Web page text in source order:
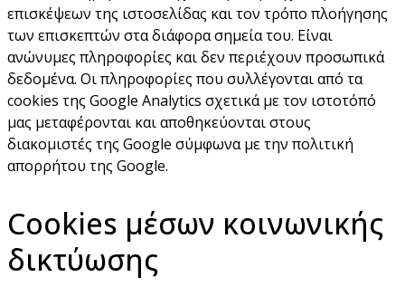
επισκέψεων της ιστοσελίδας και τον τρόπο πλοήγησης
των επισκεπτών στα διάφορα σημεία του. Είναι
ανώνυμες πληροφορίες και δεν περιέχουν προσωπικά
δεδομένα. Οι πληροφορίες που συλλέγονται από τα
cookies της Google Analytics σχετικά με τον ιστοτόπό
μας μεταφέρονται και αποθηκεύονται στους
διακομιστές της Google σύμφωνα με την πολιτική
απορρήτου της Google.
Cookies μέσων κοινωνικής
δικτύωσης